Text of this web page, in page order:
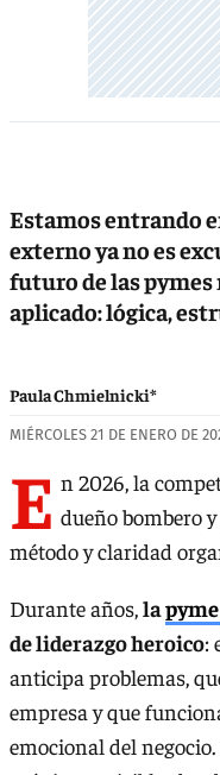
Estamos entrando
externo ya no es
futuro de las
aplicado: lógica,
Paula Chmielnicki*
MIÉRCOLES 21 DE ENERO DE
E n 2026, la
dueño bombero
método y claridad
Durante años,lapyme
de liderazgo heroico:
anticipa problemas,
empresa y que
emocional del